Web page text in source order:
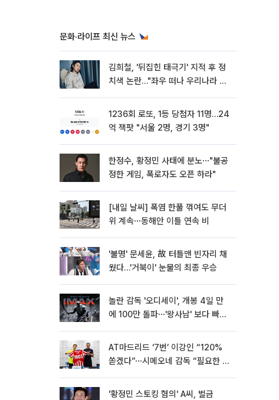
문화·라이프 최신 뉴스
김희철, '뒤집힌 태극기' 지적 후 정
치색 논란…"좌우 떠나 우리나라 국
1236회 로또, 1등 당첨자 11명…24
억 잭팟 "서울 2명, 경기 3명"
한정수, 황정민 사태에 분노⋯"불공
정한 게임, 폭로자도 오픈 하라"
[내일 날씨] 폭염 한풀 꺾여도 무더
위 계속⋯동해안 이틀 연속 비
'불명' 문세윤, 故 터틀맨 빈자리 채
웠다…'거북이' 눈물의 최종 우승
놀란 감독 '오디세이', 개봉 4일 만
에 100만 돌파⋯'왕사남' 보다 빠르
AT마드리드 ‘7번’ 이강인 “120%
쏟겠다”⋯시메오네 감독 “필요한 선
'황정민 스토킹 혐의' A씨, 벌금